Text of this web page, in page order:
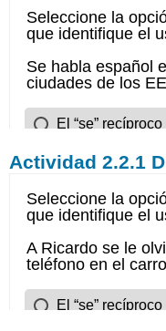
Actividad 2.2.1 D